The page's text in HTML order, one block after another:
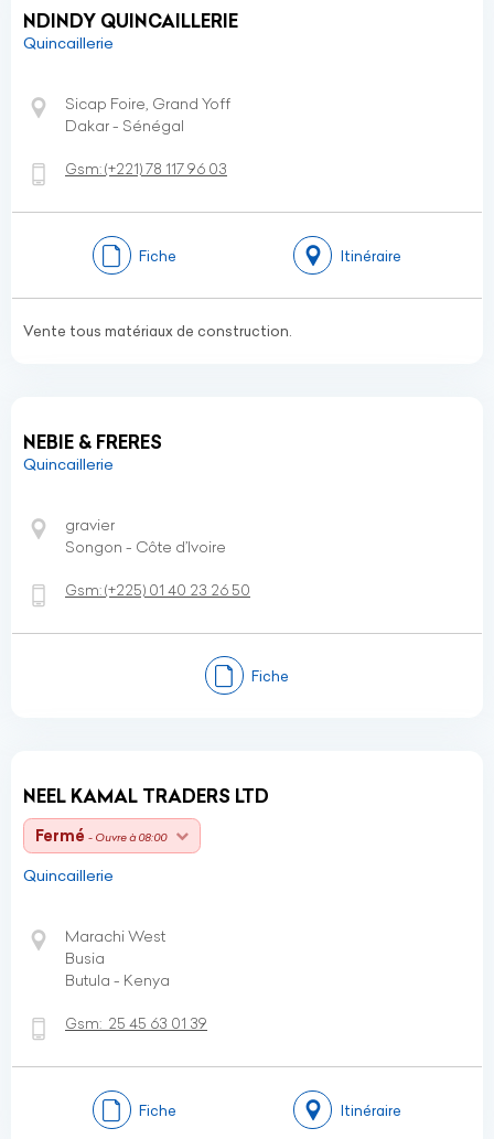
NDINDY QUINCAILLERIE
Quincaillerie
Sicap Foire, Grand Yoff
Dakar - Sénégal
Gsm:(+221)78 117 96 03
Fiche Itinéraire
Vente tous matériaux de construction.
NEBIE & FRERES
Quincaillerie
gravier
Songon - Côte d’Ivoire
Gsm:(+225) 01 40 23 26 50
Fiche
NEEL KAMAL TRADERS LTD
Fermé - Ouvre à 08:00
Quincaillerie
Marachi West
Busia
Butula - Kenya
Gsm: 25 45 63 01 39
Fiche Itinéraire